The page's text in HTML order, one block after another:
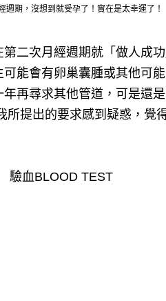
週期，沒想到就受孕了！實在是太幸運了！
二次月經週期就「做人成功
可能會有卵巢囊腫或其他可
再尋求其他管道，可是還
所提出的要求感到疑惑，覺